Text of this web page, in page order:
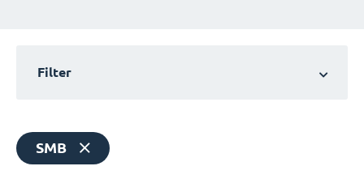
Filter
SMB